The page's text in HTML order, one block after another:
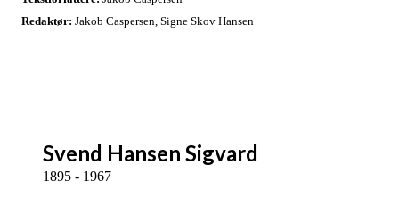
Redaktør: Jakob Caspersen, Signe Skov Hansen
Svend Hansen Sigvard
1895 - 1967